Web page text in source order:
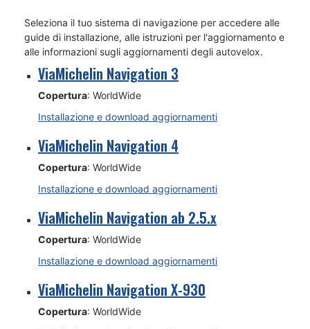
Seleziona il tuo sistema di navigazione per accedere alle
guide di installazione, alle istruzioni per l'aggiornamento e
alle informazioni sugli aggiornamenti degli autovelox.
ViaMichelin Navigation 3
Copertura: WorldWide
Installazione e download aggiornamenti
ViaMichelin Navigation 4
Copertura: WorldWide
Installazione e download aggiornamenti
ViaMichelin Navigation ab 2.5.x
Copertura: WorldWide
Installazione e download aggiornamenti
ViaMichelin Navigation X-930
Copertura: WorldWide